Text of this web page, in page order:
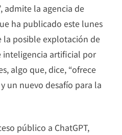
admite la agencia de
ha publicado este lunes
la posible explotación de
inteligencia artificial por
algo que, dice, “ofrece
un nuevo desafío para la
público a ChatGPT,